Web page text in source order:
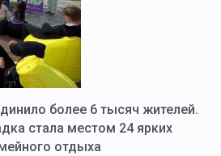
более 6 тысяч жителей.
стала местом 24 ярких
отдыха